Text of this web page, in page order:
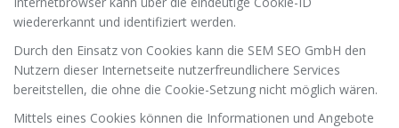
wiedererkannt und identifiziert werden.
Durch den Einsatz von Cookies kann die SEM SEO GmbH den
Nutzern dieser Internetseite nutzerfreundlichere Services
bereitstellen, die ohne die Cookie-Setzung nicht möglich wären.
Mittels eines Cookies können die Informationen und Angebote